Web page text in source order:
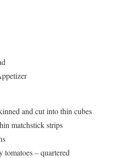
and cut into thin cubes
matchstick strips
tomatoes – quartered